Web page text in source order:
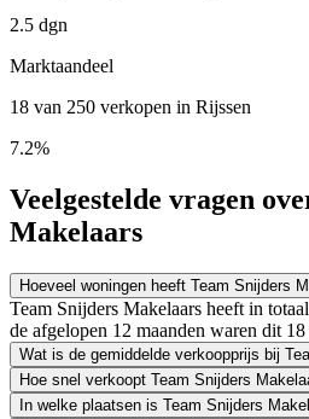
2.5 dgn
Marktaandeel
18 van 250 verkopen in Rijssen
7.2%
Veelgestelde vragen
Makelaars
Hoeveel woningen heeft Team Snijders
Team Snijders Makelaars heeft in
de afgelopen 12 maanden waren dit
Wat is de gemiddelde verkoopprijs bij
Hoe snel verkoopt Team Snijders
In welke plaatsen is Team Snijders